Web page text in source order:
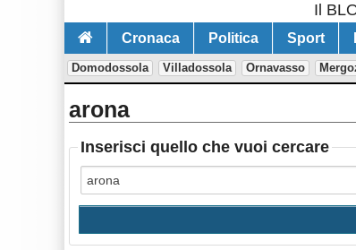
Il
Cronaca Politica Sport
Domodossola Villadossola Ornavasso
arona
Inserisci quello che vuoi cercare